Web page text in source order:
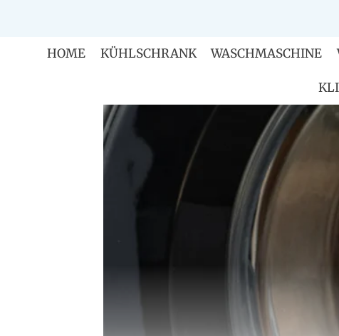
springenHOME KÜHLSCHRANK WASCHMASCHINE